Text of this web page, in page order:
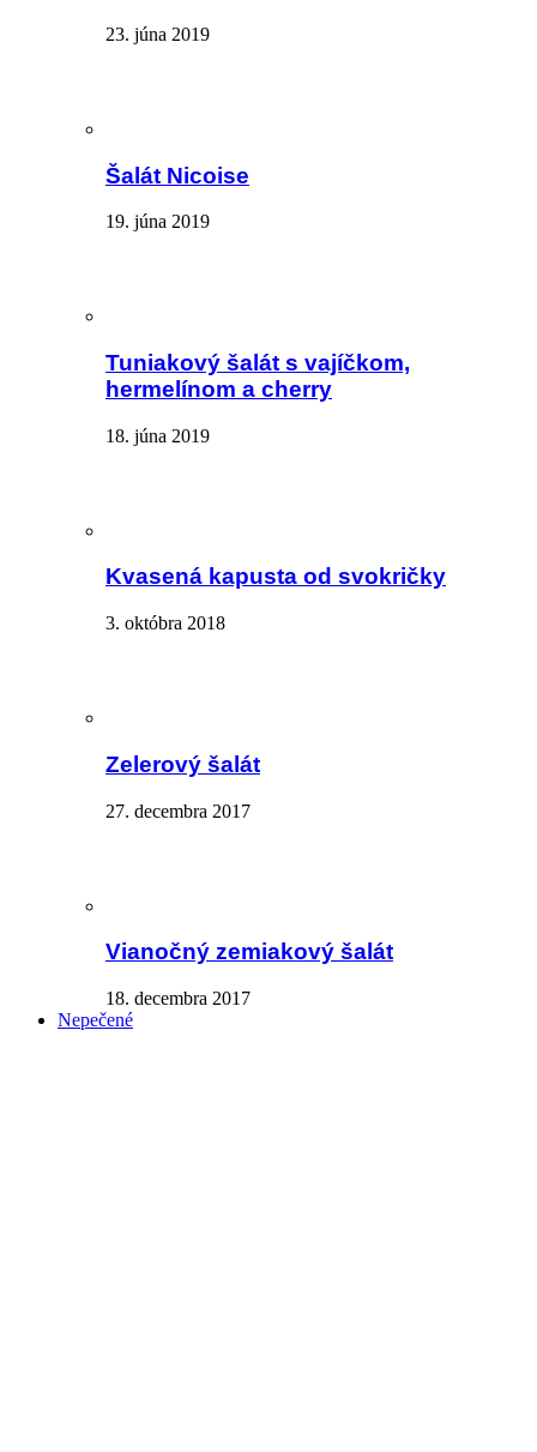
23. júna 2019
Šalát Nicoise
19. júna 2019
Tuniakový šalát s vajíčkom,
hermelínom a cherry
18. júna 2019
Kvasená kapusta od svokričky
3. októbra 2018
Zelerový šalát
27. decembra 2017
Vianočný zemiakový šalát
18. decembra 2017
Nepečené